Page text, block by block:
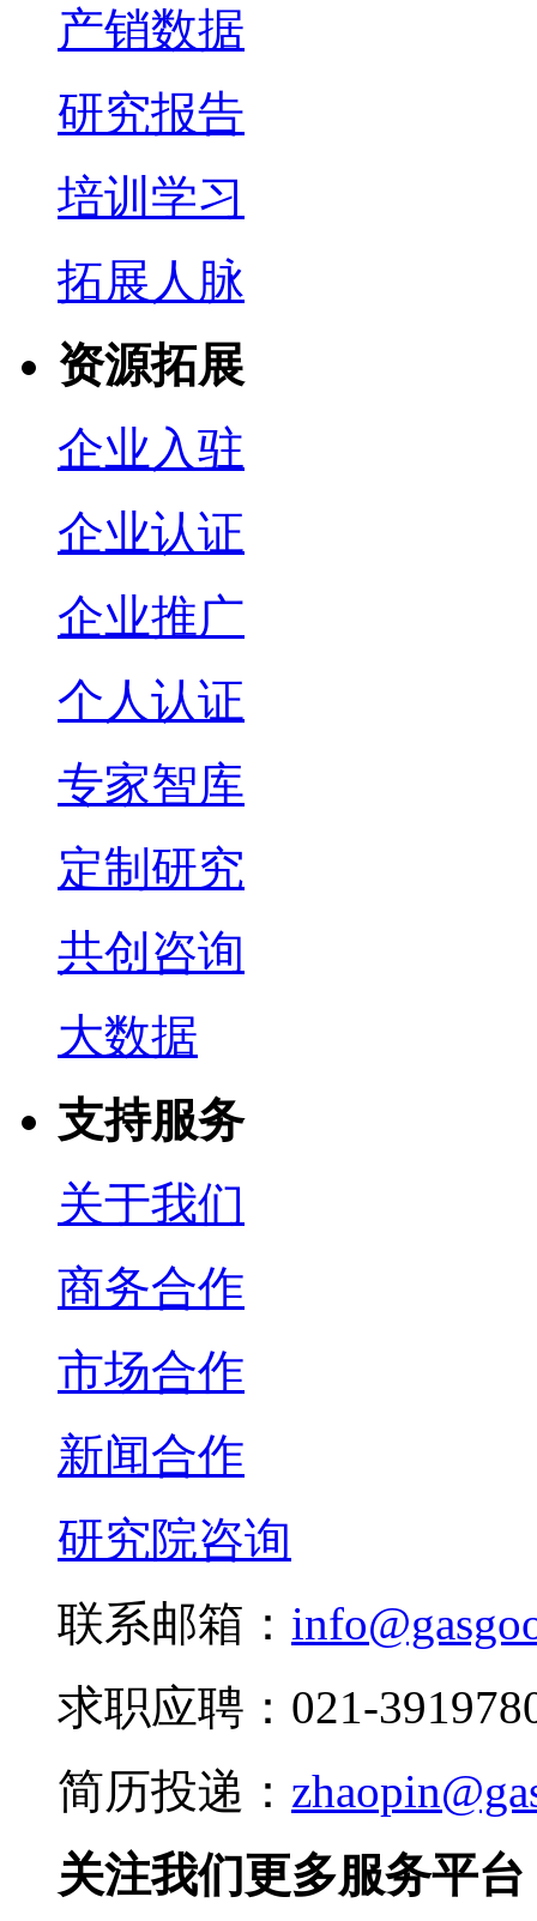
产销数据
研究报告
培训学习
拓展人脉
资源拓展
企业入驻
企业认证
企业推广
个人认证
专家智库
定制研究
共创咨询
大数据
支持服务
关于我们
商务合作
市场合作
新闻合作
研究院咨询
联系邮箱：
求职应聘：021-
简历投递：
关注我们更多服务平台